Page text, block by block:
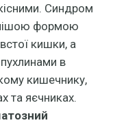
Синдром
формою
кишки, а
в
кишечнику,
та яєчниках.